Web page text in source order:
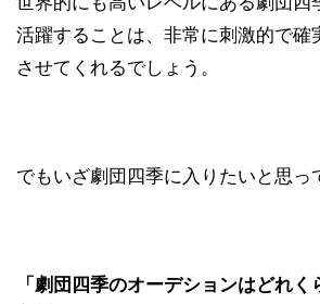
活躍することは、非常に刺激的で確
させてくれるでしょう。
でもいざ劇団四季に入りたいと思っ
「劇団四季のオーデションはどれ